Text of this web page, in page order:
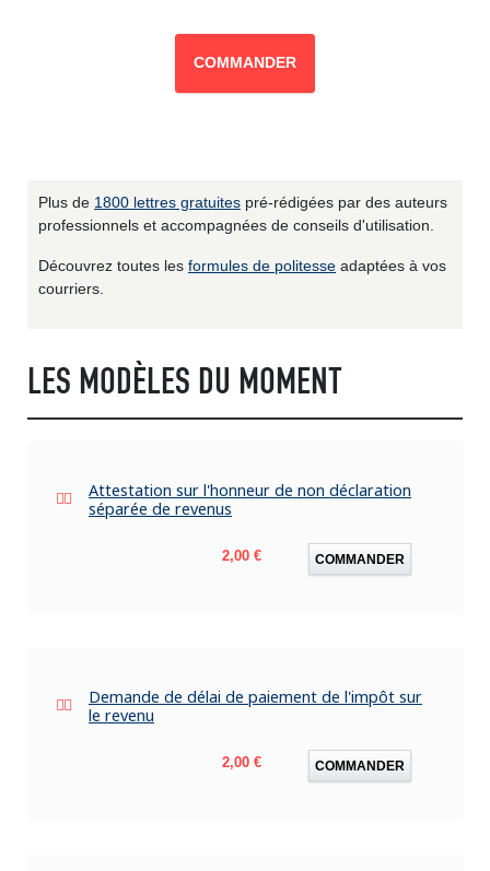
COMMANDER
Plus de 1800 lettres gratuites pré-rédigées par des auteurs
professionnels et accompagnées de conseils d'utilisation.
Découvrez toutes les formules de politesse adaptées à vos
courriers.
LES MODÈLES DU MOMENT
Attestation sur l'honneur de non déclaration
séparée de revenus
Prix
2,00 € COMMANDER
Demande de délai de paiement de l'impôt sur
le revenu
Prix
2,00 € COMMANDER